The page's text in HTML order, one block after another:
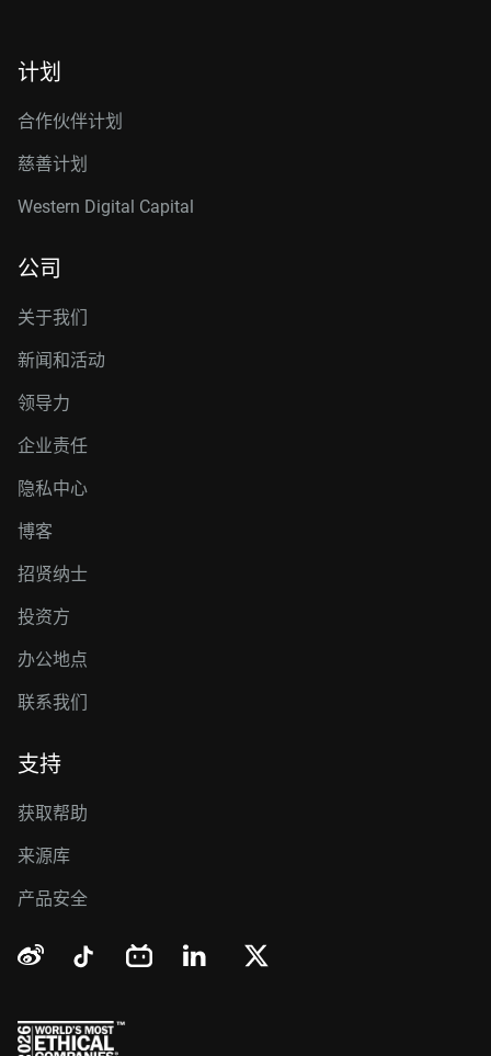
计划
合作伙伴计划
慈善计划
Western Digital Capital
公司
关于我们
新闻和活动
领导力
企业责任
隐私中心
博客
招贤纳士
投资方
办公地点
联系我们
支持
获取帮助
来源库
产品安全